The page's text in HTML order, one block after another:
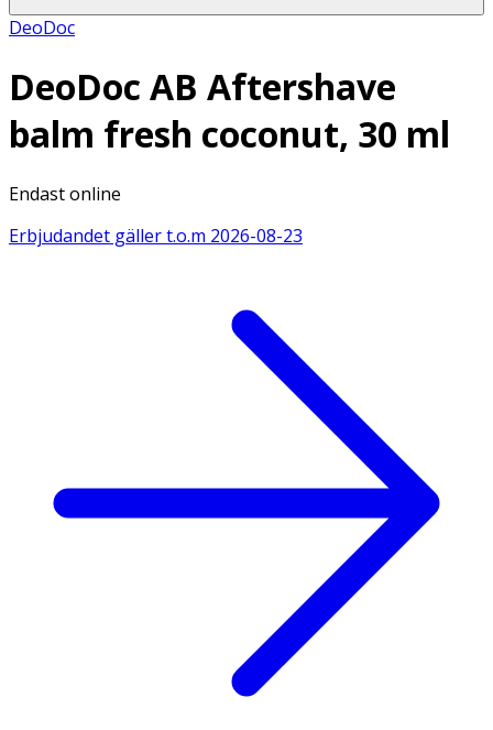
DeoDoc
DeoDoc AB Aftershave
balm fresh coconut, 30 ml
Endast online
Erbjudandet gäller t.o.m 2026-08-23